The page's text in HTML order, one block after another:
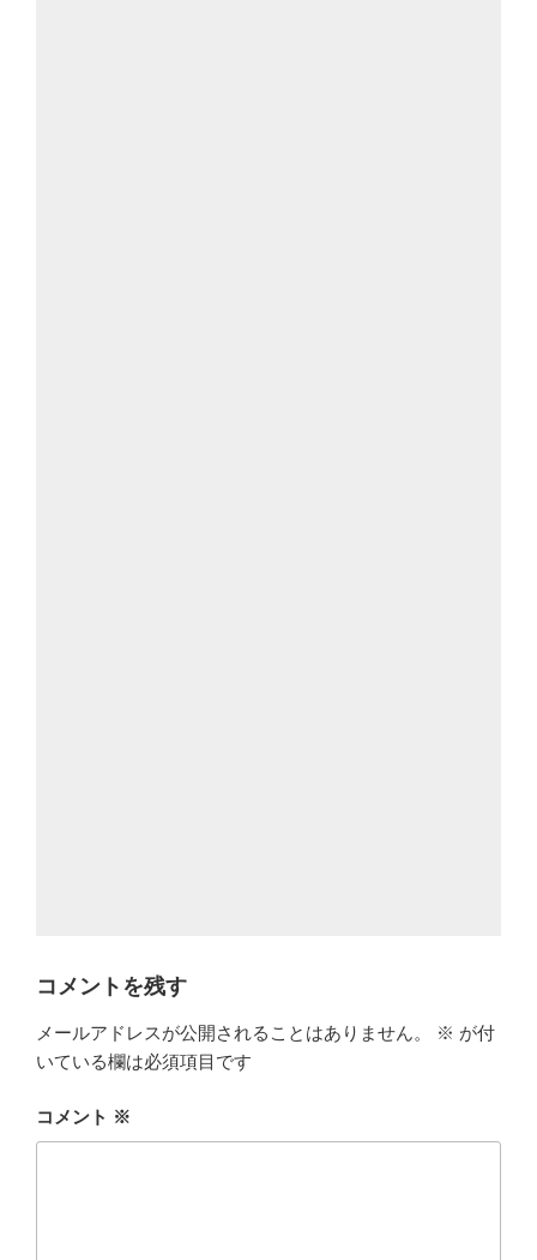
コメントを残す
メールアドレスが公開されることはありません。 ※ が付
いている欄は必須項目です
コメント ※